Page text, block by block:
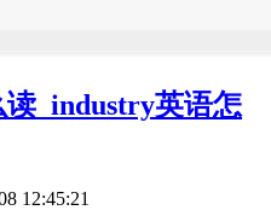
_industry英语怎
12:45:21